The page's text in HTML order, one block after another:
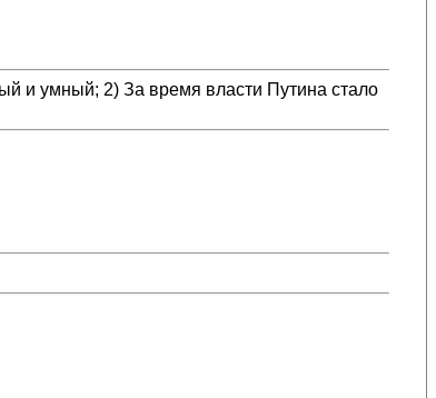
и умный; 2) За время власти Путина стало